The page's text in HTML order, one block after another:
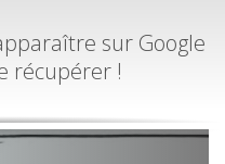
sur Google
récupérer !